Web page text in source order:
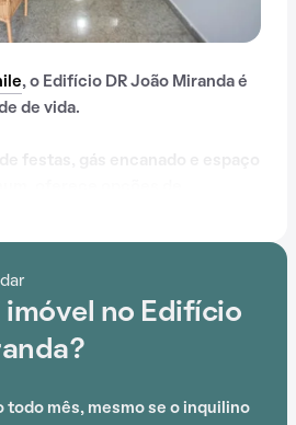
, o Edifício DR João Miranda é
de vida.
Estádio Santa Cruz, Escola
está prontamente
do Edifício DR João
imóvel no Edifício
todo mês, mesmo se o inquilino